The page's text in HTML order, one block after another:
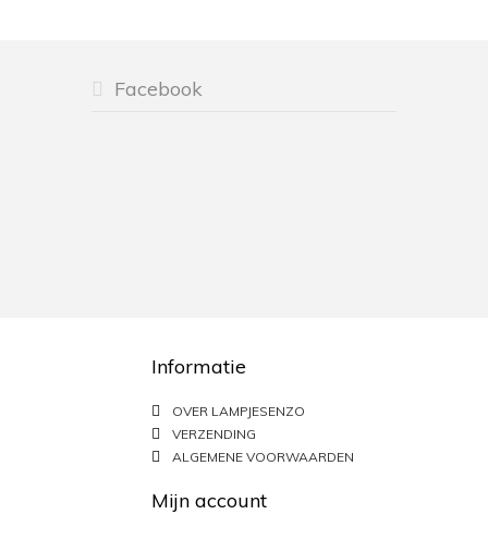
Facebook
Informatie
OVER LAMPJESENZO
VERZENDING
ALGEMENE VOORWAARDEN
Mijn account